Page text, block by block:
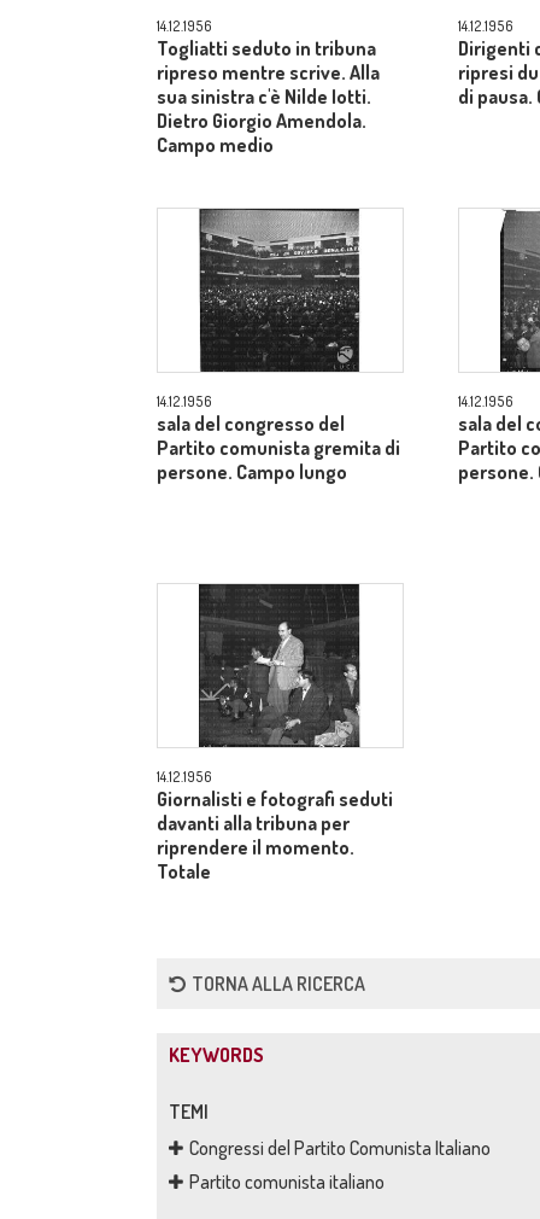
14.12.1956
Togliatti seduto in tribuna
ripreso mentre scrive. Alla
sua sinistra c'è Nilde Iotti.
Dietro Giorgio Amendola.
Campo medio
14.12.1956
Dirigenti
ripresi
di pausa.
14.12.1956
sala del congresso del
Partito comunista gremita di
persone. Campo lungo
14.12.1956
sala del
Partito
persone.
14.12.1956
Giornalisti e fotografi seduti
davanti alla tribuna per
riprendere il momento.
Totale
TORNA ALLA RICERCA
KEYWORDS
TEMI
Congressi del Partito Comunista Italiano
Partito comunista italiano